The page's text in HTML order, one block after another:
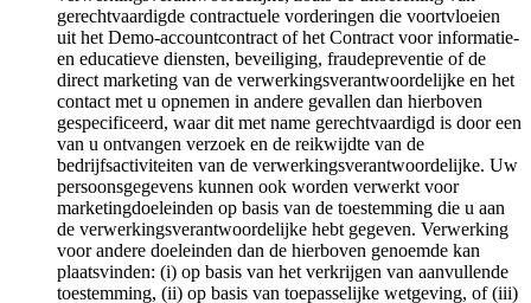
gerechtvaardigde contractuele vorderingen die voortvloeien
uit het Demo-accountcontract of het Contract voor informatie-
en educatieve diensten, beveiliging, fraudepreventie of de
direct marketing van de verwerkingsverantwoordelijke en het
contact met u opnemen in andere gevallen dan hierboven
gespecificeerd, waar dit met name gerechtvaardigd is door een
van u ontvangen verzoek en de reikwijdte van de
bedrijfsactiviteiten van de verwerkingsverantwoordelijke. Uw
persoonsgegevens kunnen ook worden verwerkt voor
marketingdoeleinden op basis van de toestemming die u aan
de verwerkingsverantwoordelijke hebt gegeven. Verwerking
voor andere doeleinden dan de hierboven genoemde kan
plaatsvinden: (i) op basis van het verkrijgen van aanvullende
toestemming, (ii) op basis van toepasselijke wetgeving, of (iii)